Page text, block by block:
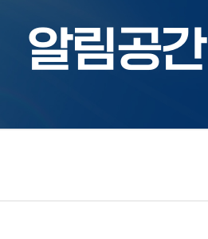
알림공간